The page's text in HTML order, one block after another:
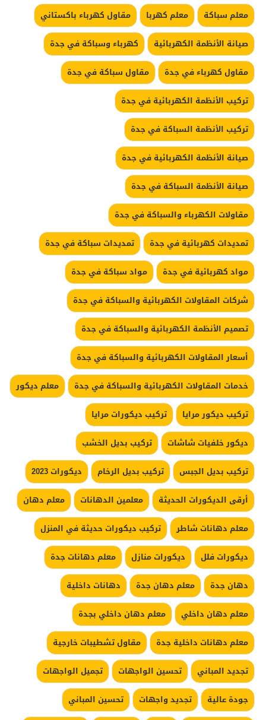
معلم سباكة معلم كهربا
مقاول كهرباء باكستاني
صيانة الأنظمة الكهربائية
كهرباء وسباكة في جدة
مقاول كهرباء في جدة
مقاول سباكة في جدة
تركيب الأنظمة الكهربائية في جدة
تركيب الأنظمة السباكة في جدة
صيانة الأنظمة الكهربائية في جدة
صيانة الأنظمة السباكة في جدة
مقاولات الكهرباء والسباكة في جدة
تمديدات كهربائية في جدة
تمديدات سباكة في جدة
مواد كهربائية في جدة
مواد سباكة في جدة
شركات المقاولات الكهربائية والسباكة في جدة
تصميم الأنظمة الكهربائية والسباكة في جدة
أسعار المقاولات الكهربائية والسباكة في جدة
خدمات المقاولات الكهربائية والسباكة في جدة
معلم ديكور
تركيب ديكور مرايا
تركيب ديكورات مرايا
ديكور خلفيات شاشات
تركيب بديل الخشب
تركيب بديل الجبس
تركيب بديل الرخام
ديكورات 2023
أرقى الديكورات الحديثة
معلمين الدهانات
معلم دهان
معلم دهانات شاطر
تركيب ديكورات حديثة في المنزل
ديكورات فلل
ديكورات منازل
معلم دهانات جدة
دهان جدة
معلم دهان جدة
دهانات داخلية
معلم دهان داخلي
معلم دهان داخلي بجدة
معلم دهانات داخلية جدة
مقاول تشطيبات خارجية
تجديد المباني
تحسين الواجهات
تجميل الواجهات
جودة عالية
تجديد واجهات
تحسين المباني